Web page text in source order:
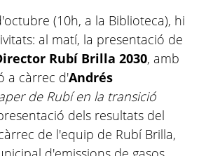
(10h, a la Biblioteca), hi
al matí, la presentació de
Rubí Brilla 2030, amb
a càrrec d'Andrés
de Rubí en la transició
dels resultats del
de l'equip de Rubí Brilla,